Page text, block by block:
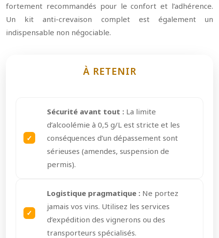
fortement recommandés pour le confort et l’adhérence.
Un kit anti-crevaison complet est également un
indispensable non négociable.
À RETENIR
Sécurité avant tout : La limite
d’alcoolémie à 0,5 g/L est stricte et les
conséquences d’un dépassement sont
sérieuses (amendes, suspension de
permis).
Logistique pragmatique : Ne portez
jamais vos vins. Utilisez les services
d’expédition des vignerons ou des
transporteurs spécialisés.